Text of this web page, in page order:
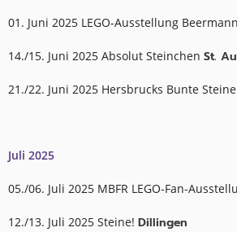
01. Juni 2025 LEGO-Ausstellung
14./15. Juni 2025 Absolut Steinchen St.
21./22. Juni 2025 Hersbrucks Bunte Steine
Juli 2025
05./06. Juli 2025 MBFR LEGO-Fan-
12./13. Juli 2025 Steine! Dillingen